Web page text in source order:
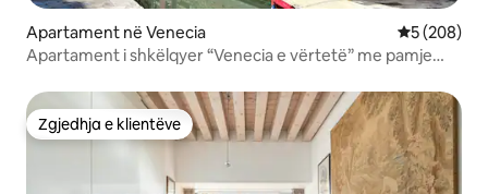
Apartament në Venecia Vlerësimi
5 (208)
Apartament i shkëlqyer “Venecia e vërtetë” me pamje
Zgjedhja e klientëve
Zgjedhja e klientëve